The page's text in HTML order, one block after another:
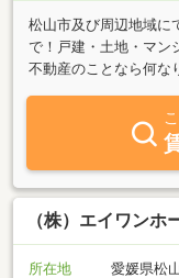
松山市及び周辺地域に
で！戸建・土地・マン
不動産のことなら何な
（株）エイワンホ
所在地
愛媛県松